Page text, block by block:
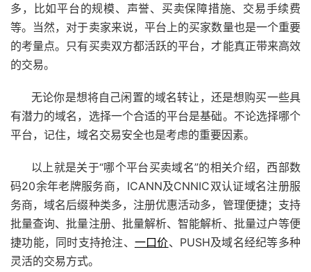
多，比如平台的规模、声誉、买卖保障措施、交易手续费
等。当然，对于卖家来说，平台上的买家数量也是一个重要
的考量点。只有买卖双方都活跃的平台，才能真正带来高效
的交易。
无论你是想将自己闲置的域名转让，还是想购买一些具
有潜力的域名，选择一个合适的平台是基础。不论选择哪个
平台，记住，域名交易安全也是考虑的重要因素。
以上就是关于“哪个平台买卖域名”的相关介绍， 西部数
码20余年老牌服务商，ICANN及CNNIC双认证域名注册服
务商，域名后缀种类多，注册优惠活动多，管理便捷；支持
批量查询、批量注册、批量解析、智能解析、批量过户等便
捷功能，同时支持抢注、 一口价、PUSH及域名经纪等多种
灵活的交易方式。